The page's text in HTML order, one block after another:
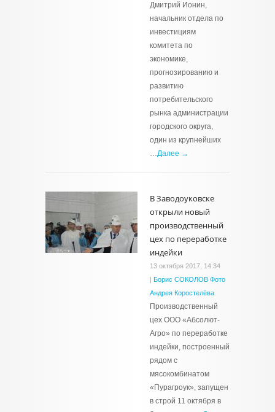
Дмитрий Ионин,
начальник отдела по
инвестициям
комитета по
экономике,
прогнозированию и
развитию
потребительского
рынка администрации
городского округа,
один из крупнейших
…Далее →
В Заводоуковске
открыли новый
производственный
цех по переработке
индейки
13 октября 2017, 14:34
| Борис СОКОЛОВ Фото
Андрея Коростелёва
Производственный
цех ООО «Абсолют-
Агро» по переработке
индейки, построенный
рядом с
мясокомбинатом
«Пурагроук», запущен
в строй 11 октября в